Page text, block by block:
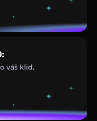
váš klid.